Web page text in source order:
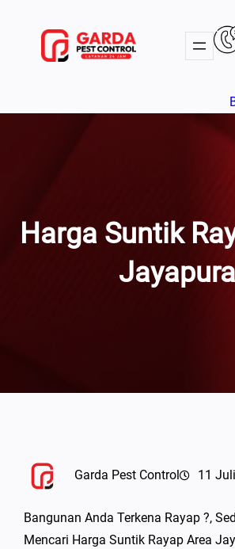
Harga Suntik
Jayapura
Garda Pest Control 11
Bangunan Anda Terkena Rayap ?,
Mencari Harga Suntik Rayap Area